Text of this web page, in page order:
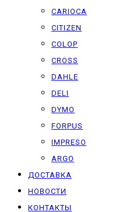
CARIOCA
CITIZEN
COLOP
CROSS
DAHLE
DELI
DYMO
FORPUS
IMPRESO
ARGO
ДОСТАВКА
НОВОСТИ
КОНТАКТЫ